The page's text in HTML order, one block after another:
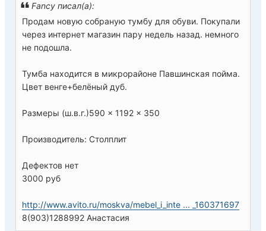
Fancy писал(а):
Продам новую собраную тумбу для обуви. Покупали
через интернет магазин пару недель назад. немного
не подошла.
Тумба находится в микрорайоне Павшинская пойма.
Цвет венге+белёный дуб.
Размеры (ш.в.г.)590 × 1192 × 350
Производитель: Столплит
Дефектов нет
3000 руб
http://www.avito.ru/moskva/mebel_i_inte ... _160371697
8(903)1288992 Анастасия